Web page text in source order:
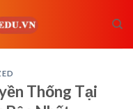
Thống Tại